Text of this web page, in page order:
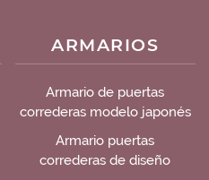
ARMARIOS
Armario de puertas
correderas modelo japonés
Armario puertas
correderas de diseño